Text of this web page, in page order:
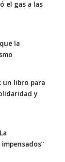
el gas a las
la
un libro para
y